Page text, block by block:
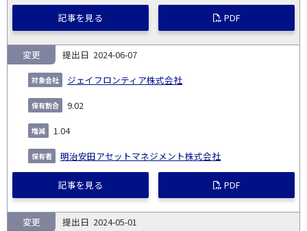
記事を見る PDF
2024-06-07
ジェイフロンティア株式会社
変更
9.02
1.04
明治安田アセットマネジメント株式会社
記事を見る PDF
2024-05-01
変更